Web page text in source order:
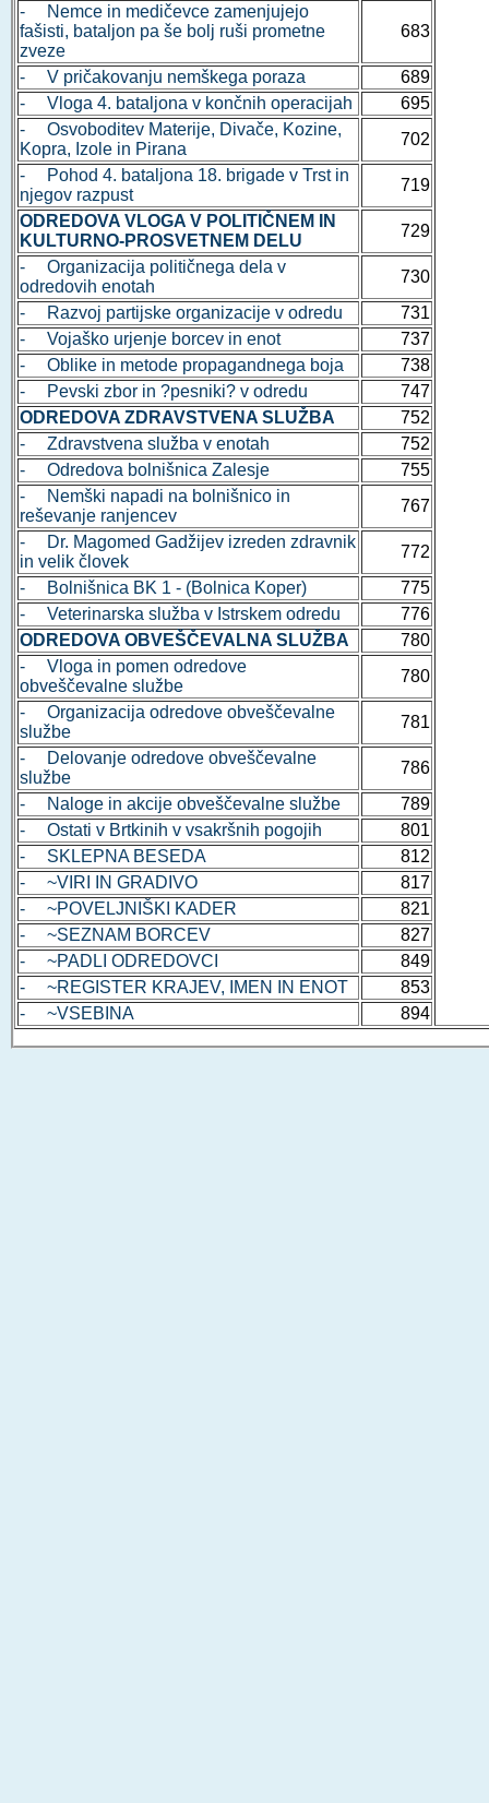
- Nemce in medičevce zamenjujejo
fašisti, bataljon pa še bolj ruši prometne
zveze
683
- V pričakovanju nemškega poraza
689
- Vloga 4. bataljona v končnih operacijah
695
- Osvoboditev Materije, Divače, Kozine,
Kopra, Izole in Pirana
702
- Pohod 4. bataljona 18. brigade v Trst in
njegov razpust
719
ODREDOVA VLOGA V POLITIČNEM IN
KULTURNO-PROSVETNEM DELU
729
- Organizacija političnega dela v
odredovih enotah
730
- Razvoj partijske organizacije v odredu
731
- Vojaško urjenje borcev in enot
737
- Oblike in metode propagandnega boja
738
- Pevski zbor in ?pesniki? v odredu
747
ODREDOVA ZDRAVSTVENA SLUŽBA
752
- Zdravstvena služba v enotah
752
- Odredova bolnišnica Zalesje
755
- Nemški napadi na bolnišnico in
reševanje ranjencev
767
- Dr. Magomed Gadžijev izreden zdravnik
in velik človek
772
- Bolnišnica BK 1 - (Bolnica Koper)
775
- Veterinarska služba v Istrskem odredu
776
ODREDOVA OBVEŠČEVALNA SLUŽBA
780
- Vloga in pomen odredove
obveščevalne službe
780
- Organizacija odredove obveščevalne
službe
781
- Delovanje odredove obveščevalne
službe
786
- Naloge in akcije obveščevalne službe
789
- Ostati v Brtkinih v vsakršnih pogojih
801
- SKLEPNA BESEDA
812
- ~VIRI IN GRADIVO
817
- ~POVELJNIŠKI KADER
821
- ~SEZNAM BORCEV
827
- ~PADLI ODREDOVCI
849
- ~REGISTER KRAJEV, IMEN IN ENOT
853
- ~VSEBINA
894